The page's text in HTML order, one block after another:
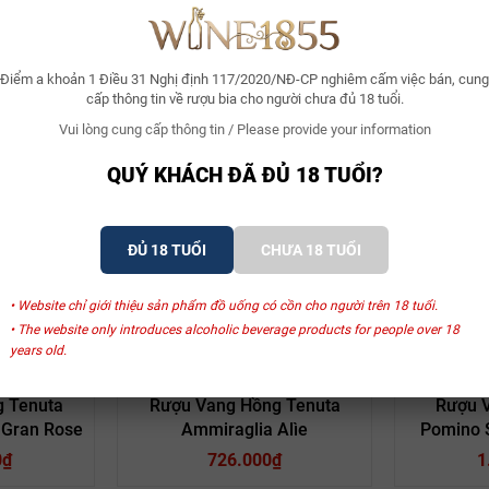
Điểm a khoản 1 Điều 31 Nghị định 117/2020/NĐ-CP nghiêm cấm việc bán, cung
cấp thông tin về rượu bia cho người chưa đủ 18 tuổi.
Vui lòng cung cấp thông tin / Please provide your information
QUÝ KHÁCH ĐÃ ĐỦ 18 TUỔI?
ĐỦ 18 TUỔI CHƯA 18 TUỔI
• Website chỉ giới thiệu sản phẩm đồ uống có cồn cho người trên 18 tuổi.
• The website only introduces alcoholic beverage products for people over 18
years old.
SẢN PHẨM LIÊN QUAN
Tenuta
Rose
Rượu Vang Hồng Tenuta
Ammiraglia Alìe
726.000₫
Rượu
Pomino